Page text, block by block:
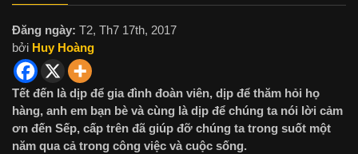
Đăng ngày: T2, Th7 17th, 2017
bởi Huy Hoàng
Tết đến là dịp để gia đình đoàn viên, dịp để thăm hỏi họ
hàng, anh em bạn bè và cùng là dịp để chúng ta nói lời cảm
ơn đến Sếp, cấp trên đã giúp đỡ chúng ta trong suốt một
năm qua cả trong công việc và cuộc sống.